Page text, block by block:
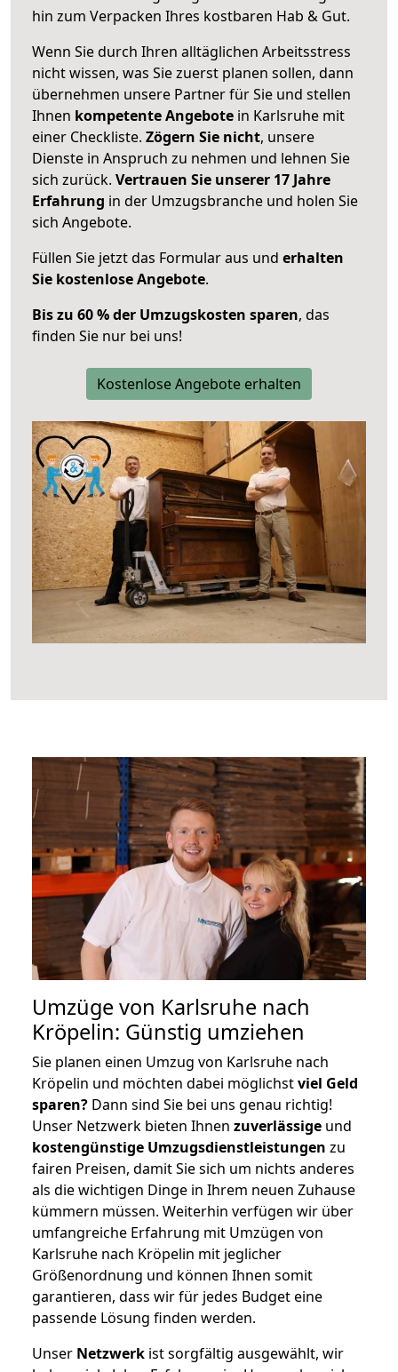
hin zum Verpacken Ihres kostbaren Hab & Gut.
Wenn Sie durch Ihren alltäglichen Arbeitsstress
nicht wissen, was Sie zuerst planen sollen, dann
übernehmen unsere Partner für Sie und stellen
Ihnen kompetente Angebote in Karlsruhe mit
einer Checkliste. Zögern Sie nicht, unsere
Dienste in Anspruch zu nehmen und lehnen Sie
sich zurück. Vertrauen Sie unserer 17 Jahre
Erfahrung in der Umzugsbranche und holen Sie
sich Angebote.
Füllen Sie jetzt das Formular aus und erhalten
Sie kostenlose Angebote.
Bis zu 60 % der Umzugskosten sparen, das
finden Sie nur bei uns!
Kostenlose Angebote erhalten
Umzüge von Karlsruhe nach
Kröpelin: Günstig umziehen
Sie planen einen Umzug von Karlsruhe nach
Kröpelin und möchten dabei möglichstviel Geld
sparen? Dann sind Sie bei uns genau richtig!
Unser Netzwerk bieten Ihnen zuverlässige und
kostengünstige Umzugsdienstleistungen zu
fairen Preisen, damit Sie sich um nichts anderes
als die wichtigen Dinge in Ihrem neuen Zuhause
kümmern müssen. Weiterhin verfügen wir über
umfangreiche Erfahrung mit Umzügen von
Karlsruhe nach Kröpelin mit jeglicher
Größenordnung und können Ihnen somit
garantieren, dass wir für jedes Budget eine
passende Lösung finden werden.
Unser Netzwerk ist sorgfältig ausgewählt, wir